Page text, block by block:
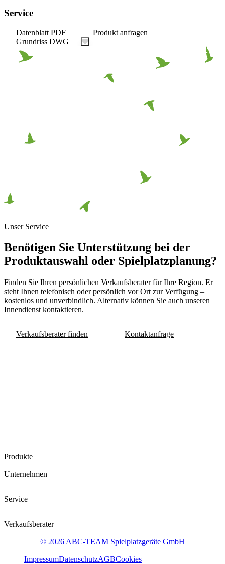
Service
Datenblatt PDF
Grundriss DWG
Produkt anfragen
Unser Service
Benötigen Sie Unterstützung bei der
Produktauswahl oder Spielplatzplanung?
Finden Sie Ihren persönlichen Verkaufsberater für Ihre Region. Er
steht Ihnen telefonisch oder persönlich vor Ort zur Verfügung –
kostenlos und unverbindlich. Alternativ können Sie auch unseren
Innendienst kontaktieren.
Verkaufsberater finden Kontaktanfrage
Produkte
Unternehmen
Service
Verkaufsberater
© 2026 ABC-TEAM Spielplatzgeräte GmbH
ImpressumDatenschutzAGBCookies